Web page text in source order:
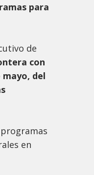
para
de
con
mayo, del
en